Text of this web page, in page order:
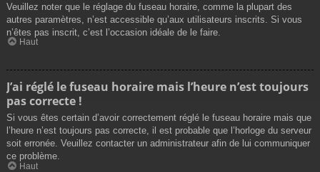
Veuillez noter que le réglage du fuseau horaire, comme la plupart des
autres paramètres, n’est accessible qu’aux utilisateurs inscrits. Si vous
n’êtes pas inscrit, c’est l’occasion idéale de le faire.
Haut
J’ai réglé le fuseau horaire mais l’heure n’est toujours
pas correcte !
Si vous êtes certain d’avoir correctement réglé le fuseau horaire mais que
l’heure n’est toujours pas correcte, il est probable que l’horloge du serveur
soit erronée. Veuillez contacter un administrateur afin de lui communiquer
ce problème.
Haut